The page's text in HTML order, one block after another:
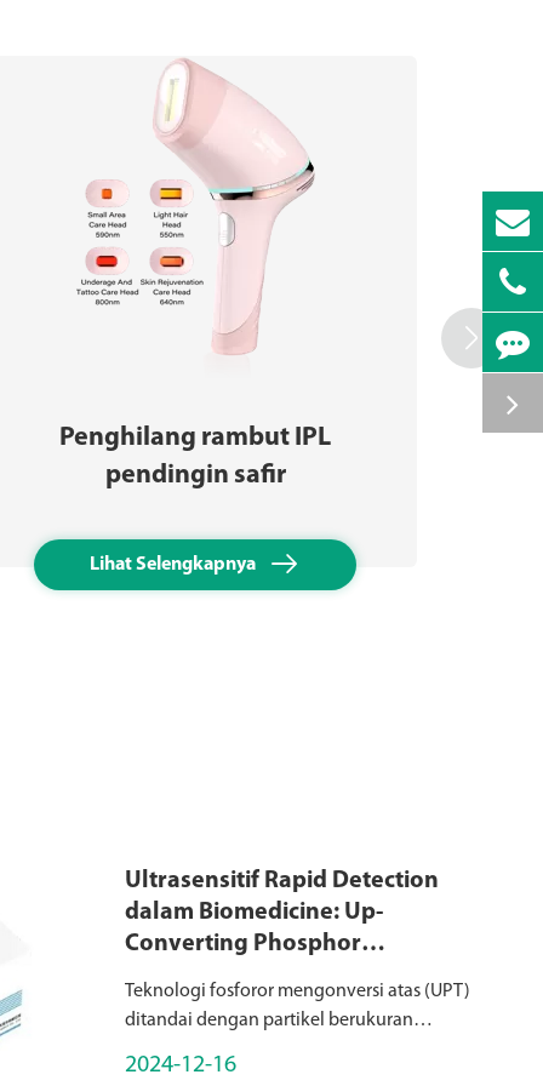
Penghilang rambut IPL
pendingin safir
Lihat Selengkapnya 

Ultrasensitif Rapid Detection
dalam Biomedicine: Up-
Converting Phosphor
Technology (UPT)
Teknologi fosforor mengonversi atas (UPT)
ditandai dengan partikel berukuran
2024-12-16